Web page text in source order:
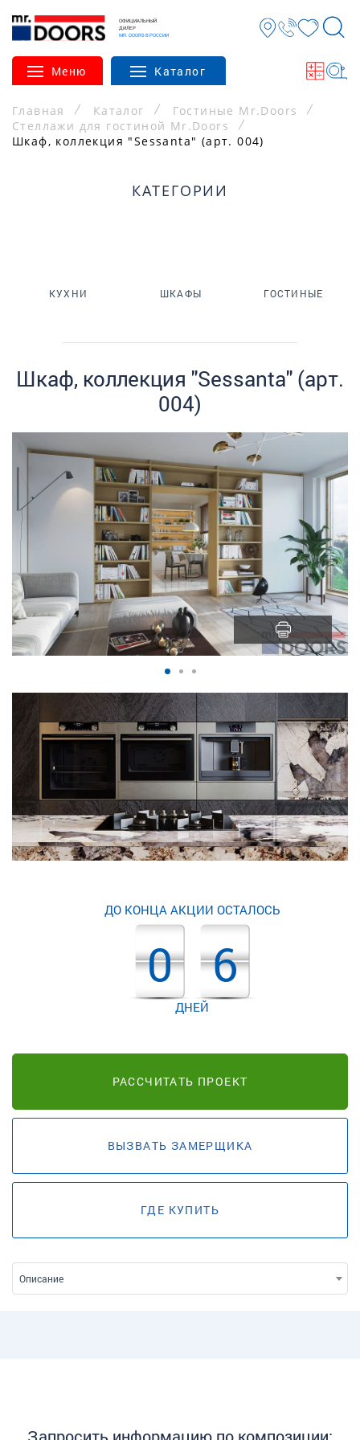
ОФИЦИАЛЬНЫЙ
ДИЛЕР
MR. DOORS В РОССИИ
Меню Каталог
Главная Каталог
Гостиные Mr.Doors
Стеллажи для гостиной Mr.Doors
Шкаф, коллекция "Sessanta" (арт. 004)
КАТЕГОРИИ
КУХНИ ШКАФЫ ГОСТИНЫЕ
Шкаф, коллекция "Sessanta" (арт.
004)
ДО КОНЦА АКЦИИ ОСТАЛОСЬ
0 6
ДНЕЙ
РАССЧИТАТЬ ПРОЕКТ
ВЫЗВАТЬ ЗАМЕРЩИКА
ГДЕ КУПИТЬ
Описание